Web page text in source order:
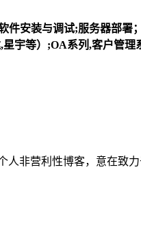
安装与调试;服务器部署
宇等）;OA系列,客户管理
人非营利性博客，意在